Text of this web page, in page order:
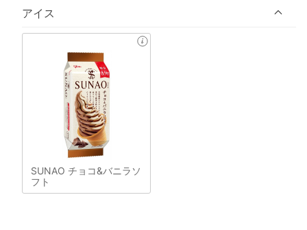
アイス
SUNAO チョコ&バニラソ
フト